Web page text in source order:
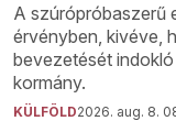
A szúrópróbaszerű
érvényben, kivéve,
bevezetését
kormány.
KÜLFÖLD2026. aug. 8.